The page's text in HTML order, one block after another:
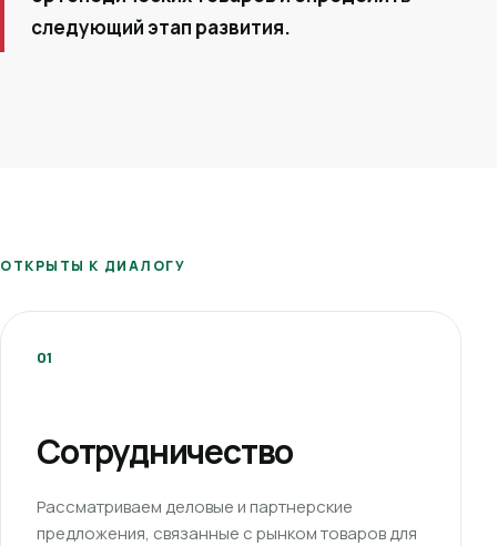
следующий этап развития.
ОТКРЫТЫ К ДИАЛОГУ
01
Сотрудничество
Рассматриваем деловые и партнерские
предложения, связанные с рынком товаров для